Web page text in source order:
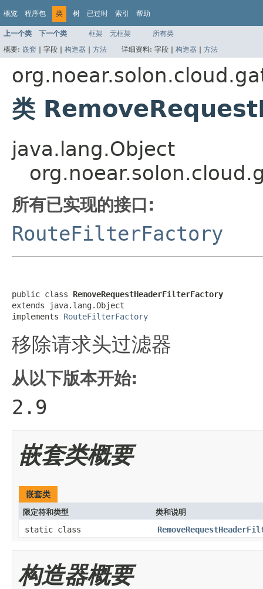
概览 程序包 类 树 已过时 索引 帮助
上一个类 下一个类 框架 无框架
所有类
概要: 嵌套 | 字段 | 构造器 | 方法 详细资料: 字段 | 构造器 | 方法
类
java.lang.Object
所有已实现的接口:
RouteFilterFactory
public class RemoveRequestHeaderFilterFactory
extends java.lang.Object
implements RouteFilterFactory
移除请求头过滤器
从以下版本开始:
2.9
嵌套类概要
嵌套类
限定符和类型 类和说明
static class
构造器概要